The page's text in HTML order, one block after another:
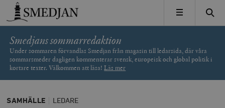
Timbro
MENY
Smedjans sommarredaktion
Under sommaren förvandlas Smedjan från magasin till ledarsida, där våra
sommarsmeder dagligen kommenterar svensk, europeisk och global politik i
kortare texter. Välkommen att läsa!Läs mer
SAMHÄLLE LEDARE